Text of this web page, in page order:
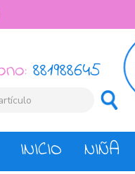
881988645
INICIO NIÑA